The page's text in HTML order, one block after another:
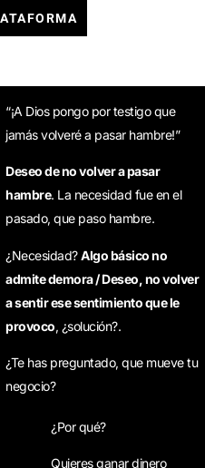
“¡A Dios pongo por testigo que
jamás volveré a pasar hambre!”
Deseo de no volver a pasar
hambre. La necesidad fue en el
pasado, que paso hambre.
¿Necesidad?Algo básico no
admite demora / Deseo, no volver
a sentir ese sentimiento que le
provoco, ¿solución?.
¿Te has preguntado, que mueve tu
negocio?
¿Por qué?
Quieres ganar dinero